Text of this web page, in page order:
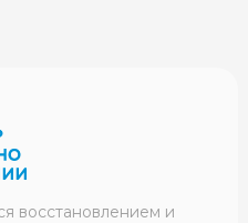
восстановлением и